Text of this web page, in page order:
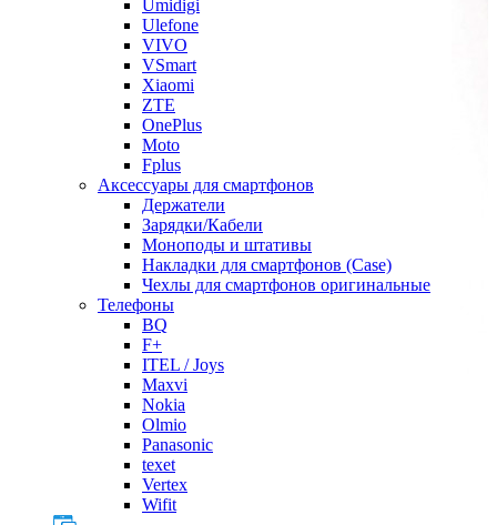
Umidigi
Ulefone
VIVO
VSmart
Xiaomi
ZTE
OnePlus
Moto
Fplus
Аксессуары для смартфонов
Держатели
Зарядки/Кабели
Моноподы и штативы
Накладки для смартфонов (Case)
Чехлы для смартфонов оригинальные
Телефоны
BQ
F+
ITEL / Joys
Maxvi
Nokia
Olmio
Panasonic
texet
Vertex
Wifit